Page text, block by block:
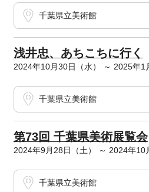
千葉県立美術館
浅井忠、あちこちに行く
2024年10月30日（水） ～ 2025年1
千葉県立美術館
第73回 千葉県美術展覧会
2024年9月28日（土） ～ 2024年10
千葉県立美術館